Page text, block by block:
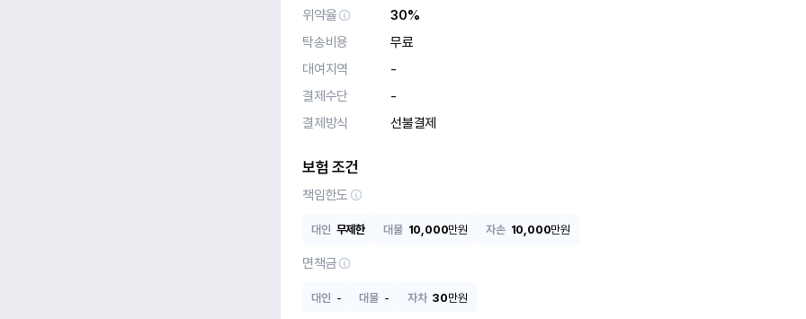
위약율
30%
탁송비용
무료
대여지역
-
결제수단
-
결제방식
선불결제
보험 조건
책임한도
대인 무제한 대물 10,000만원 자손 10,000만원
면책금
대인 - 대물 - 자차 30만원